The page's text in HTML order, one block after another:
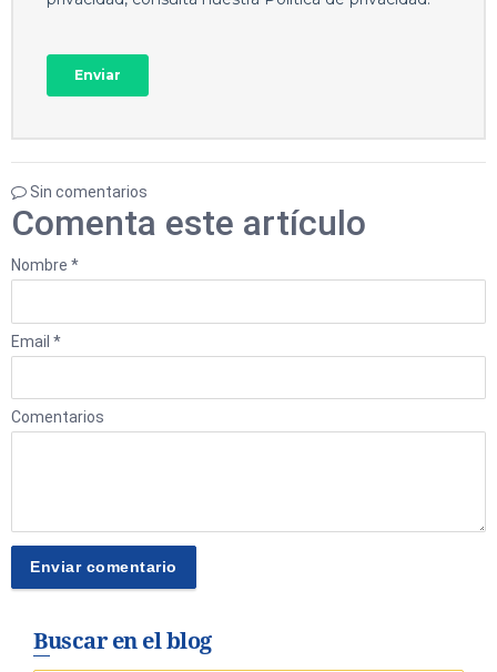
Sin comentarios
Comenta este artículo
Nombre *
Email *
Comentarios
Buscar en el blog